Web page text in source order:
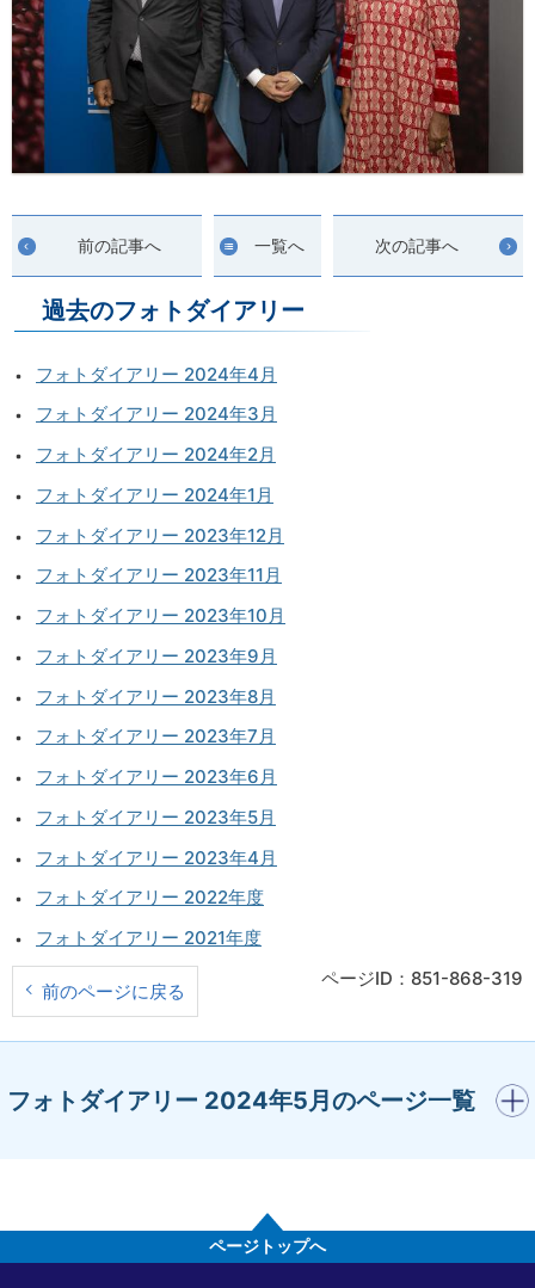
前の記事へ 一覧へ 次の記事へ
過去のフォトダイアリー
フォトダイアリー 2024年4月
フォトダイアリー 2024年3月
フォトダイアリー 2024年2月
フォトダイアリー 2024年1月
フォトダイアリー 2023年12月
フォトダイアリー 2023年11月
フォトダイアリー 2023年10月
フォトダイアリー 2023年9月
フォトダイアリー 2023年8月
フォトダイアリー 2023年7月
フォトダイアリー 2023年6月
フォトダイアリー 2023年5月
フォトダイアリー 2023年4月
フォトダイアリー 2022年度
フォトダイアリー 2021年度
前のページに戻る
ページID：851-868-319
フォトダイアリー 2024年5月のページ一覧
開く
ページトップへ